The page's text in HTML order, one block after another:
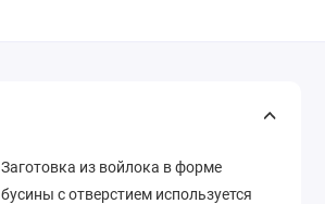
Заготовка из войлока в форме
бусины с отверстием используется